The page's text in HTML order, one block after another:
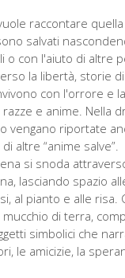
raccontare
salvati
o con l'aiuto di altre
la libertà, storie
con l'orrore e
e anime. Nella
vengano riportate
altre “anime salve”.
si snoda
lasciando spazio
al pianto e alle risa.
di terra,
simbolici che
le amicizie, la